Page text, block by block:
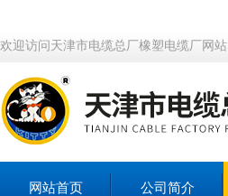
欢迎访问天津市电缆总厂橡塑电缆厂网站
网站首页 公司简介